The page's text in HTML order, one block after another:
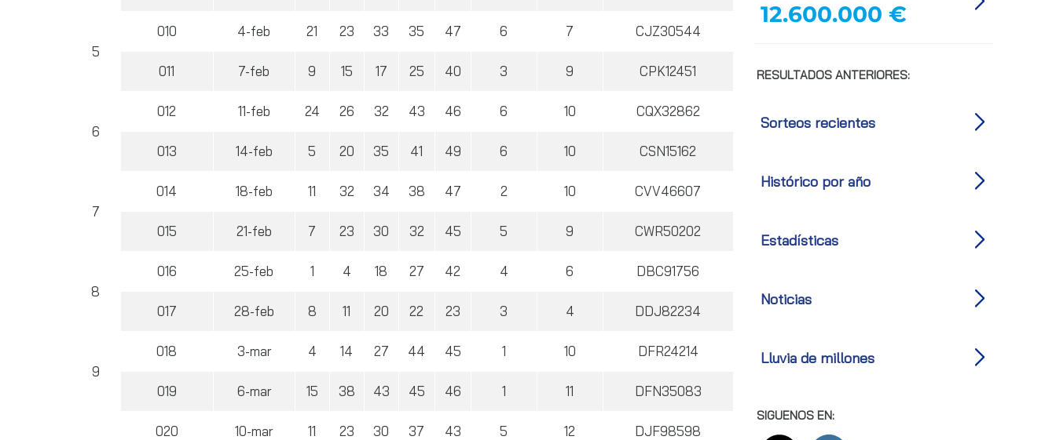
5
010 4-feb 21 23 33 35 47 6 7 CJZ30544
011 7-feb 9 15 17 25 40 3 9 CPK12451
6
012 11-feb 24 26 32 43 46 6 10 CQX32862
013 14-feb 5 20 35 41 49 6 10 CSN15162
7
014 18-feb 11 32 34 38 47 2 10 CVV46607
015 21-feb 7 23 30 32 45 5 9 CWR50202
8
016 25-feb 1 4 18 27 42 4 6 DBC91756
017 28-feb 8 11 20 22 23 3 4 DDJ82234
9
018 3-mar 4 14 27 44 45 1 10 DFR24214
019 6-mar 15 38 43 45 46 1 11 DFN35083
020 10-mar 11 23 30 37 43 5 12 DJF98598
12.600.000 €
RESULTADOS ANTERIORES:
Sorteos recientes
Histórico por año
Estadísticas
Noticias
Lluvia de millones
SIGUENOS EN: